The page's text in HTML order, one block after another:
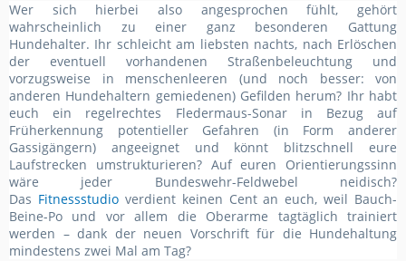
Wer sich hierbei also angesprochen fühlt, gehört
wahrscheinlich zu einer ganz besonderen Gattung
Hundehalter. Ihr schleicht am liebsten nachts, nach Erlöschen
der eventuell vorhandenen Straßenbeleuchtung und
vorzugsweise in menschenleeren (und noch besser: von
anderen Hundehaltern gemiedenen) Gefilden herum? Ihr habt
euch ein regelrechtes Fledermaus-Sonar in Bezug auf
Früherkennung potentieller Gefahren (in Form anderer
Gassigängern) angeeignet und könnt blitzschnell eure
Laufstrecken umstrukturieren? Auf euren Orientierungssinn
wäre jeder Bundeswehr-Feldwebel neidisch?
Das Fitnessstudio verdient keinen Cent an euch, weil Bauch-
Beine-Po und vor allem die Oberarme tagtäglich trainiert
werden – dank der neuen Vorschrift für die Hundehaltung
mindestens zwei Mal am Tag?